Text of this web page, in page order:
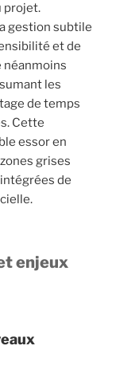
projet.
gestion subtile
et de
néanmoins
les
de temps
Cette
essor en
grises
de
enjeux